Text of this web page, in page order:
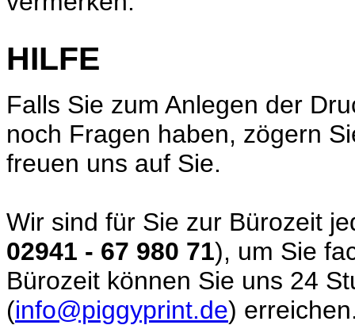
HILFE
Falls Sie zum Anlegen der
noch Fragen haben, zögern
freuen uns auf Sie.
Wir sind für Sie zur Bürozeit
02941 - 67 980 71), um Sie
Bürozeit können Sie uns 24
(info@piggyprint.de)